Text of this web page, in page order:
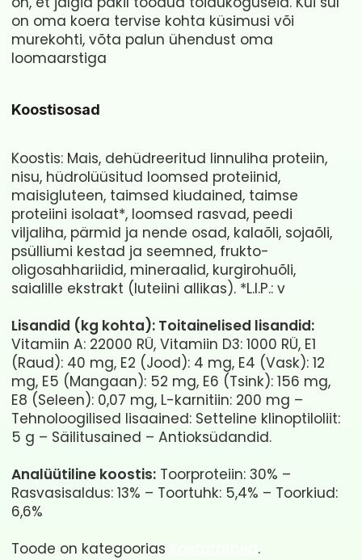
on oma koera tervise kohta küsimusi või
murekohti, võta palun ühendust oma
loomaarstiga
Koostisosad
Koostis: Mais, dehüdreeritud linnuliha proteiin,
nisu, hüdrolüüsitud loomsed proteiinid,
maisigluteen, taimsed kiudained, taimse
proteiini isolaat*, loomsed rasvad, peedi
viljaliha, pärmid ja nende osad, kalaõli, sojaõli,
psülliumi kestad ja seemned, frukto-
oligosahhariidid, mineraalid, kurgirohuõli,
saialille ekstrakt (luteiini allikas). *L.I.P.: v
Lisandid (kg kohta): Toitainelised lisandid:
Vitamiin A: 22000 RÜ, Vitamiin D3: 1000 RÜ, E1
(Raud): 40 mg, E2 (Jood): 4 mg, E4 (Vask): 12
mg, E5 (Mangaan): 52 mg, E6 (Tsink): 156 mg,
E8 (Seleen): 0,07 mg, L-karnitiin: 200 mg –
Tehnoloogilised lisaained: Setteline klinoptiloliit:
5 g – Säilitusained – Antioksüdandid.
Analüütiline koostis: Toorproteiin: 30% –
Rasvasisaldus: 13% – Toortuhk: 5,4% – Toorkiud:
6,6%
Toode on kategoorias
.